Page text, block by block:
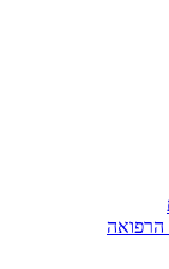
הרפואה